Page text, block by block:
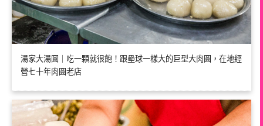
湯家大湯圓｜吃一顆就很飽！跟壘球一樣大的巨型大肉圓，在地經
營七十年肉圓老店